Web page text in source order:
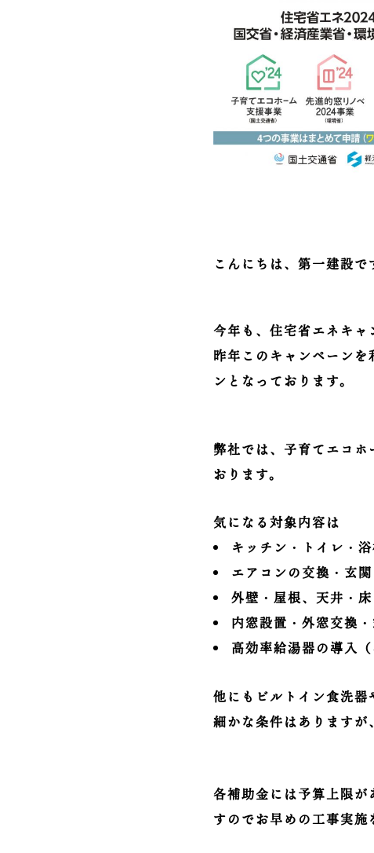
こんにちは、第一建設で
今年も、住宅省エネキャ
昨年このキャンペーン
ンとなっております。
弊社では、子育てエコ
おります。
気になる対象内容は
キッチン・トイレ・
エアコンの交換・玄
外壁・屋根、天井・
内窓設置・外窓交換
高効率給湯器の導入
他にもビルトイン食洗器
細かな条件はありますが
各補助金には予算上限
すのでお早めの工事実施